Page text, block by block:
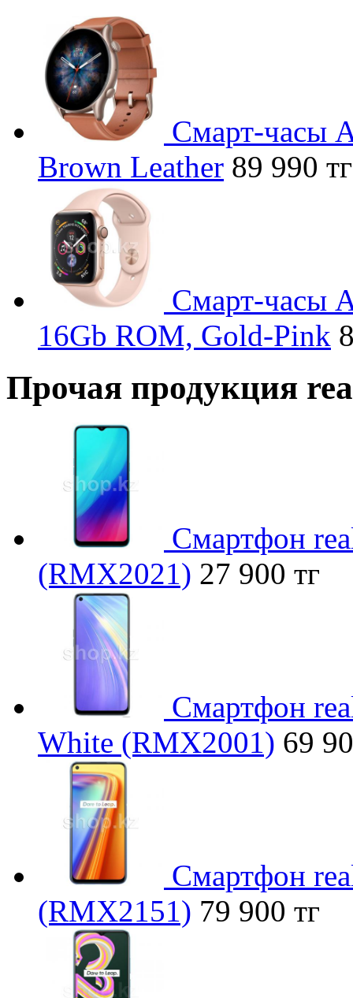
Смарт-часы
Brown Leather 89 990 тг
Смарт-часы
16Gb ROM, Gold-Pink
Прочая продукция
Смартфон
(RMX2021) 27 900 тг
Смартфон
White (RMX2001) 69
Смартфон
(RMX2151) 79 900 тг